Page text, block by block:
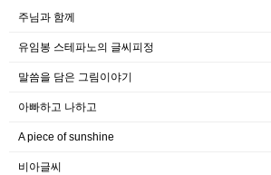
주님과 함께
유임봉 스테파노의 글씨피정
말씀을 담은 그림이야기
아빠하고 나하고
A piece of sunshine
비아글씨